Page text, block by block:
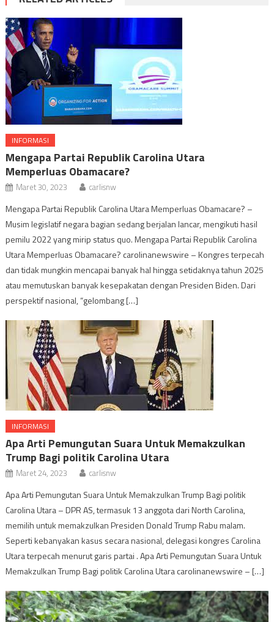
INFORMASI
Mengapa Partai Republik Carolina Utara
Memperluas Obamacare?
Maret 30, 2023 carlisnw
Mengapa Partai Republik Carolina Utara Memperluas Obamacare? –
Musim legislatif negara bagian sedang berjalan lancar, mengikuti hasil
pemilu 2022 yang mirip status quo. Mengapa Partai Republik Carolina
Utara Memperluas Obamacare? carolinanewswire – Kongres terpecah
dan tidak mungkin mencapai banyak hal hingga setidaknya tahun 2025
atau memutuskan banyak kesepakatan dengan Presiden Biden. Dari
perspektif nasional, “gelombang […]
INFORMASI
Apa Arti Pemungutan Suara Untuk Memakzulkan
Trump Bagi politik Carolina Utara
Maret 24, 2023 carlisnw
Apa Arti Pemungutan Suara Untuk Memakzulkan Trump Bagi politik
Carolina Utara – DPR AS, termasuk 13 anggota dari North Carolina,
memilih untuk memakzulkan Presiden Donald Trump Rabu malam.
Seperti kebanyakan kasus secara nasional, delegasi kongres Carolina
Utara terpecah menurut garis partai . Apa Arti Pemungutan Suara Untuk
Memakzulkan Trump Bagi politik Carolina Utara carolinanewswire – […]